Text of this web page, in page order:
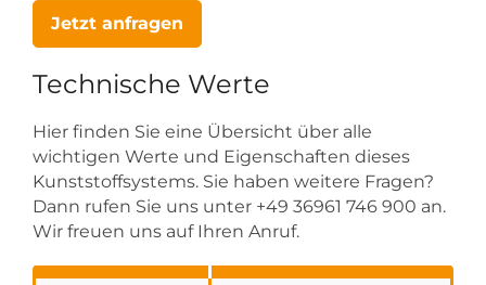
Jetzt anfragen
Technische Werte
Hier finden Sie eine Übersicht über alle
wichtigen Werte und Eigenschaften dieses
Kunststoffsystems. Sie haben weitere Fragen?
Dann rufen Sie uns unter +49 36961 746 900 an.
Wir freuen uns auf Ihren Anruf.